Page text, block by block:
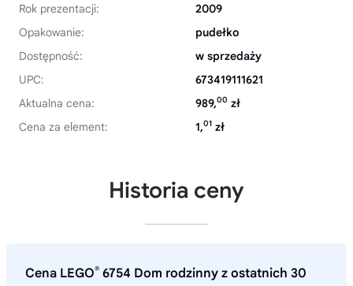
Rok prezentacji:
2009
Opakowanie:
pudełko
Dostępność:
w sprzedaży
UPC:
673419111621
Aktualna cena:
989,00 zł
Cena za element:
1,01 zł
Historia ceny
Cena LEGO® 6754 Dom rodzinny z ostatnich 30